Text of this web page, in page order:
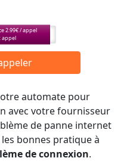
2.99€ / appel
appel
automate pour
avec votre fournisseur
de panne internet
bonnes pratique à
de connexion.